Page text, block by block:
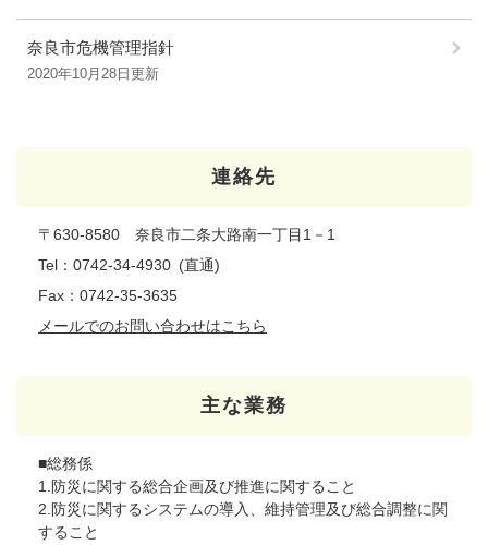
奈良市危機管理指針
2020年10月28日更新
連絡先
〒630-8580 奈良市二条大路南一丁目1－1
Tel：0742-34-4930
直通
Fax：0742-35-3635
メールでのお問い合わせはこちら
主な業務
■総務係
1.防災に関する総合企画及び推進に関すること
2.防災に関するシステムの導入、維持管理及び総合調整に関
すること